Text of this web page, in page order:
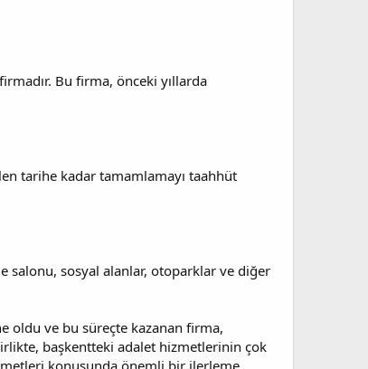
Bu firma, önceki yıllarda
tarihe kadar tamamlamayı taahhüt
salonu, sosyal alanlar, otoparklar ve diğer
oldu ve bu süreçte kazanan firma,
başkentteki adalet hizmetlerinin çok
konusunda önemli bir ilerleme